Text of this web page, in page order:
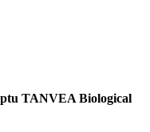
TANVEA Biological